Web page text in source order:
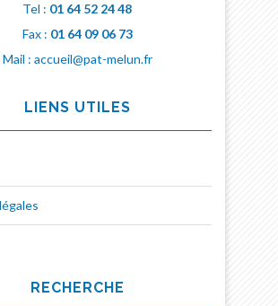
Tel : 01 64 52 24 48
Fax : 01 64 09 06 73
Mail : accueil@pat-melun.fr
LIENS UTILES
RECHERCHE